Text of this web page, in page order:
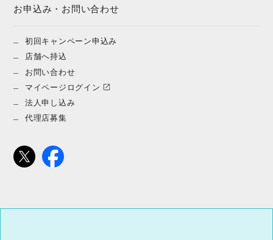
お申込み・お問い合わせ
初回キャンペーン申込み
店舗へ持込
お問い合わせ
マイページログイン
法人申し込み
代理店募集